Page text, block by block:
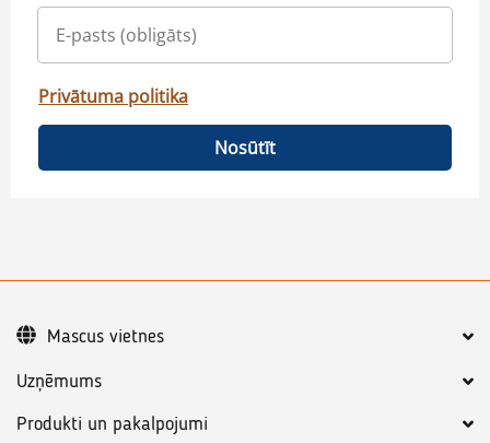
Privātuma politika
Nosūtīt
Uzņēmums
Produkti un pakalpojumi
Mascus vietnes